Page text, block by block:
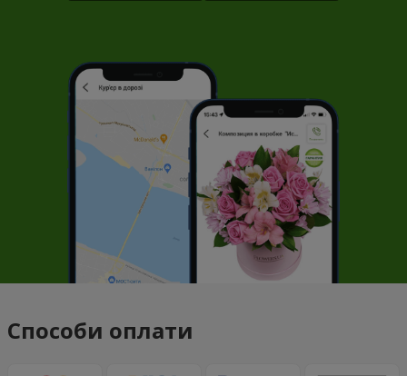
Способи оплати